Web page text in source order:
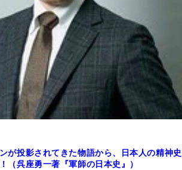
が投影されてきた物語から、日本人の精神史
（呉座勇一著『軍師の日本史』）